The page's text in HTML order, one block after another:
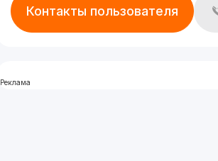
Контакты пользователя
Реклама